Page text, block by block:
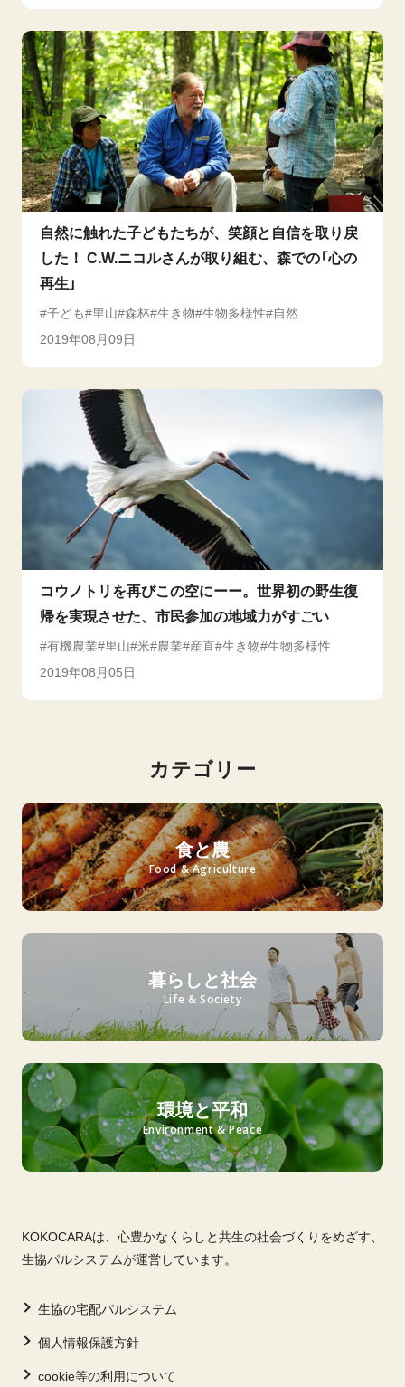
自然に触れた子どもたちが、笑顔と自信を取り戻
した！ C.W.ニコルさんが取り組む、森での「心の
再生」
子ども 里山 森林 生き物 生物多様性
自然
2019年08月09日
コウノトリを再びこの空にーー。世界初の野生復
帰を実現させた、市民参加の地域力がすごい
有機農業 里山 米 農業 産直 生き物 生物多様性
2019年08月05日
カテゴリー
食と農
Food & Agriculture
暮らしと社会
Life & Society
環境と平和
Environment & Peace
KOKOCARAは、心豊かなくらしと共生の社会づくりをめざす、
生協パルシステムが運営しています。
生協の宅配パルシステム
個人情報保護方針
cookie等の利用について